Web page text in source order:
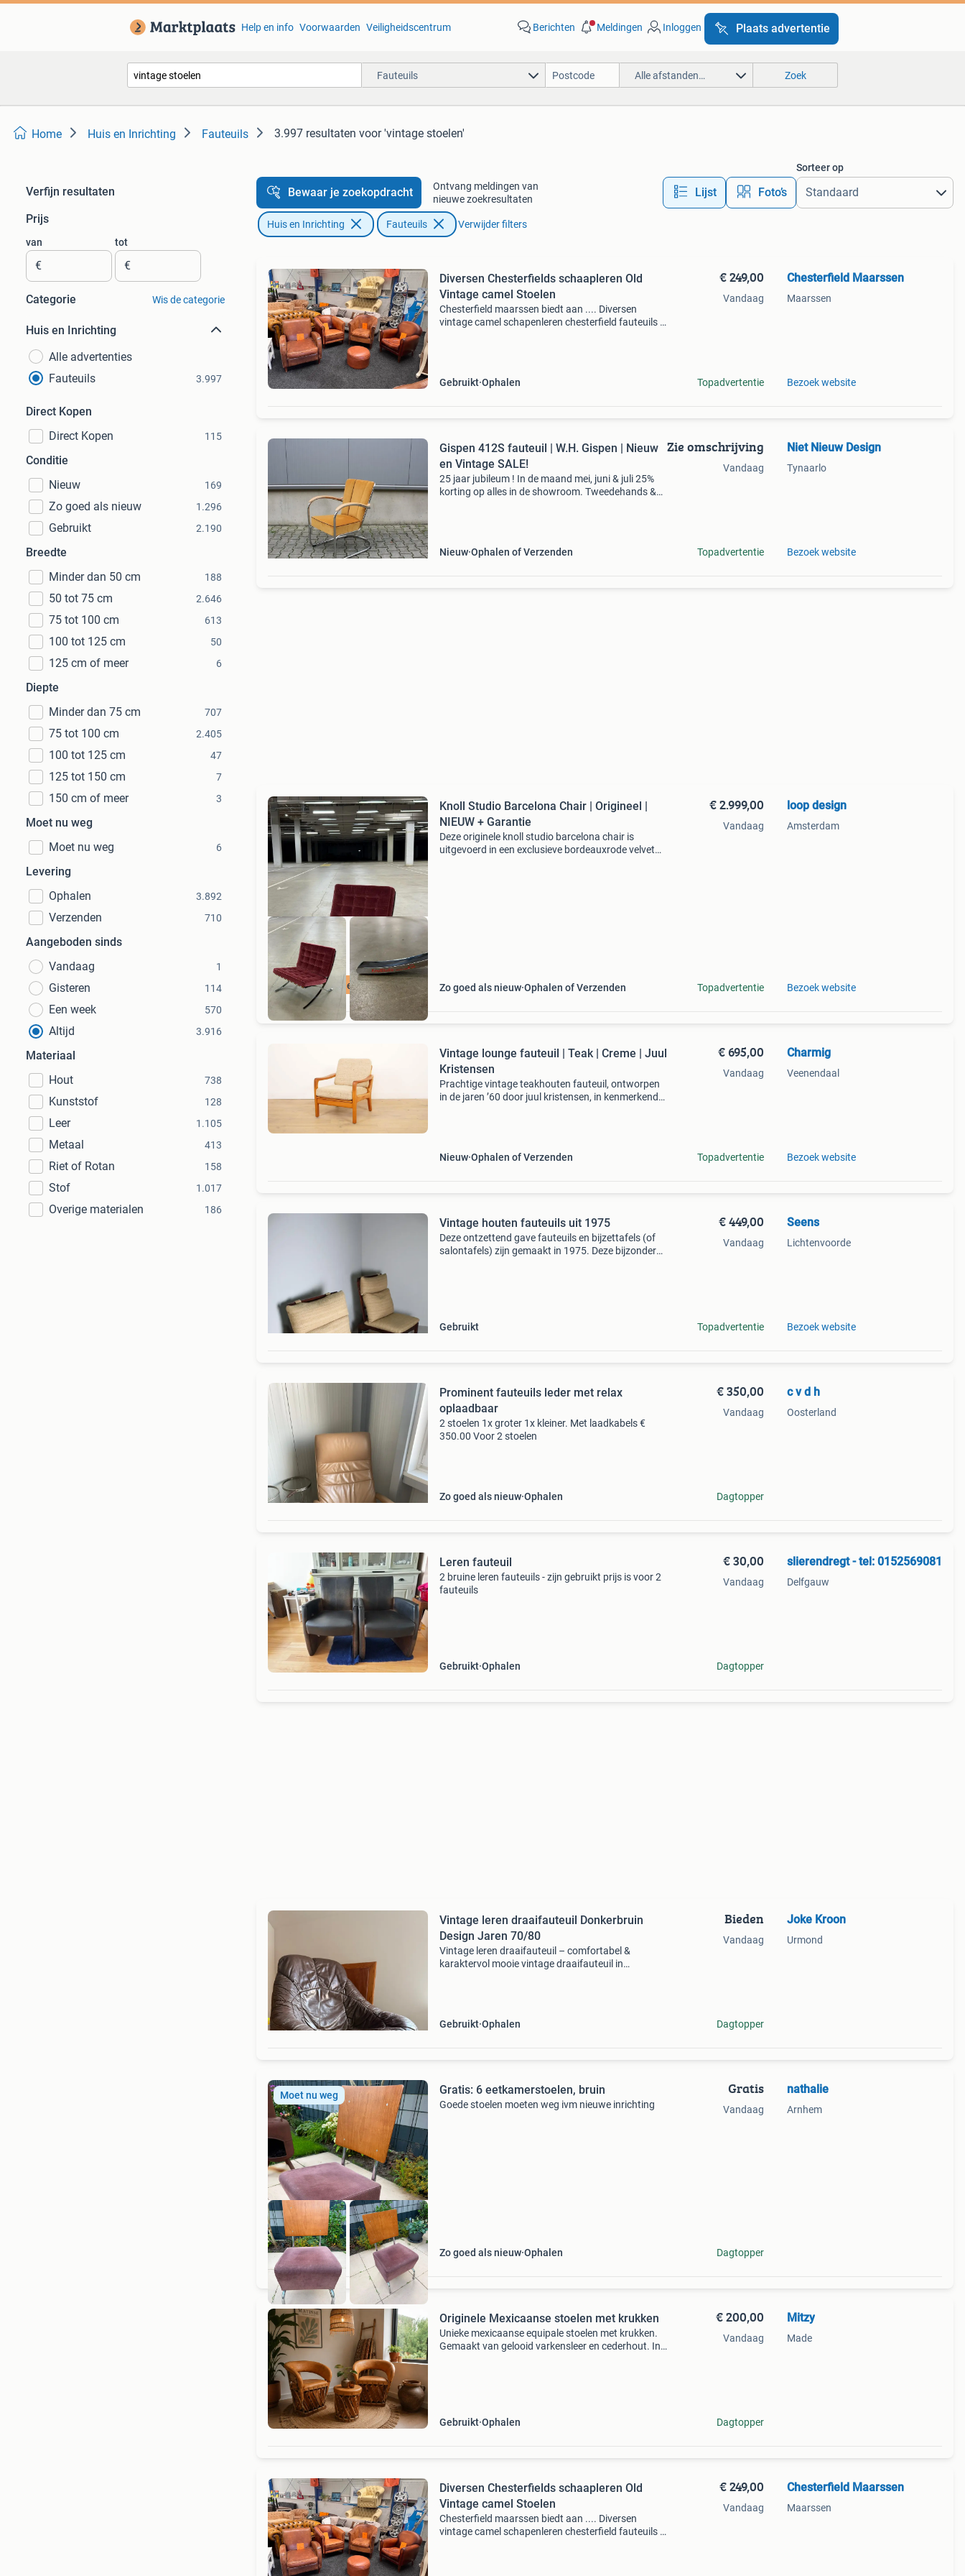
Help en info Voorwaarden Veiligheidscentrum Berichten Meldingen Inloggen Plaats advertentie
Fauteuils Alle afstanden… Zoek
Home Huis en Inrichting Fauteuils 3.997 resultaten voor 'vintage stoelen'
Verfijn resultaten
Prijs
van
€
tot
€
Categorie Wis de categorie
Huis en Inrichting
Alle advertenties
Fauteuils
3.997
Direct Kopen
Direct Kopen
115
Conditie
Nieuw
169
Zo goed als nieuw 1.296
Gebruikt 2.190
Breedte
Minder dan 50 cm
188
50 tot 75 cm 2.646
75 tot 100 cm 613
100 tot 125 cm 50
125 cm of meer 6
Diepte
Minder dan 75 cm
707
75 tot 100 cm 2.405
100 tot 125 cm 47
125 tot 150 cm 7
150 cm of meer 3
Moet nu weg
Moet nu weg
6
Levering
Ophalen
3.892
Verzenden 710
Aangeboden sinds
Vandaag
1
Gisteren 114
Een week 570
Altijd 3.916
Materiaal
Hout
738
Kunststof 128
Leer 1.105
Metaal 413
Riet of Rotan 158
Stof 1.017
Overige materialen 186
Bewaar je zoekopdracht
Ontvang meldingen van
nieuwe zoekresultaten
Lijst Foto’s
Sorteer op
Huis en Inrichting Fauteuils Verwijder filters
Diversen Chesterfields schaapleren Old
Vintage camel Stoelen
Chesterfield maarssen biedt aan .... Diversen
vintage camel schapenleren chesterfield fauteuils -
Gebruikt Ophalen
€ 249,00
Vandaag
Topadvertentie
Chesterfield Maarssen
Maarssen
Bezoek website
Gispen 412S fauteuil | W.H. Gispen | Nieuw
en Vintage SALE!
25 jaar jubileum ! In de maand mei, juni & juli 25%
korting op alles in de showroom. Tweedehands &
Nieuw Ophalen of Verzenden
Zie omschrijving
Vandaag
Topadvertentie
Niet Nieuw Design
Tynaarlo
Bezoek website
Gratis levering
Knoll Studio Barcelona Chair | Origineel |
NIEUW + Garantie
Deze originele knoll studio barcelona chair is
uitgevoerd in een exclusieve bordeauxrode velvet
Zo goed als nieuw Ophalen of Verzenden
€ 2.999,00
Vandaag
Topadvertentie
loop design
Amsterdam
Bezoek website
Vintage lounge fauteuil | Teak | Creme | Juul
Kristensen
Prachtige vintage teakhouten fauteuil, ontworpen
in de jaren ’60 door juul kristensen, in kenmerkende
Nieuw Ophalen of Verzenden
€ 695,00
Vandaag
Topadvertentie
Charmig
Veenendaal
Bezoek website
Vintage houten fauteuils uit 1975
Deze ontzettend gave fauteuils en bijzettafels (of
salontafels) zijn gemaakt in 1975. Deze bijzondere
Gebruikt
€ 449,00
Vandaag
Topadvertentie
Seens
Lichtenvoorde
Bezoek website
Prominent fauteuils leder met relax
oplaadbaar
2 stoelen 1x groter 1x kleiner. Met laadkabels €
350.00 Voor 2 stoelen
Zo goed als nieuw Ophalen
€ 350,00
Vandaag
Dagtopper
c v d h
Oosterland
Leren fauteuil
2 bruine leren fauteuils - zijn gebruikt prijs is voor 2
fauteuils
Gebruikt Ophalen
€ 30,00
Vandaag
Dagtopper
slierendregt - tel: 0152569081
Delfgauw
Vintage leren draaifauteuil Donkerbruin
Design Jaren 70/80
Vintage leren draaifauteuil – comfortabel &
karaktervol mooie vintage draaifauteuil in
Gebruikt Ophalen
Bieden
Vandaag
Dagtopper
Joke Kroon
Urmond
Moet nu weg Gratis: 6 eetkamerstoelen, bruin
Goede stoelen moeten weg ivm nieuwe inrichting
Zo goed als nieuw Ophalen
Gratis
Vandaag
Dagtopper
nathalie
Arnhem
Originele Mexicaanse stoelen met krukken
Unieke mexicaanse equipale stoelen met krukken.
Gemaakt van gelooid varkensleer en cederhout. In
Gebruikt Ophalen
€ 200,00
Vandaag
Dagtopper
Mitzy
Made
Diversen Chesterfields schaapleren Old
Vintage camel Stoelen
Chesterfield maarssen biedt aan .... Diversen
vintage camel schapenleren chesterfield fauteuils -
€ 249,00
Vandaag
Chesterfield Maarssen
Maarssen